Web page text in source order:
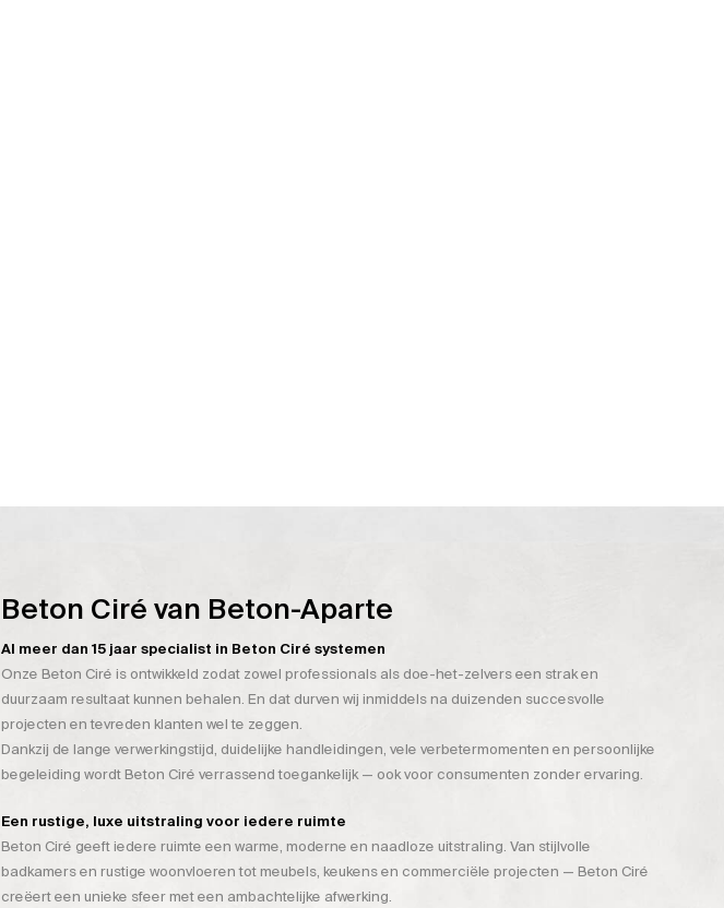
Beton Ciré van Beton-Aparte
Al meer dan 15 jaar specialist in Beton Ciré systemen
Onze Beton Ciré is ontwikkeld zodat zowel professionals als doe-het-zelvers een strak en
duurzaam resultaat kunnen behalen. En dat durven wij inmiddels na duizenden succesvolle
projecten en tevreden klanten wel te zeggen.
Dankzij de lange verwerkingstijd, duidelijke handleidingen, vele verbetermomenten en persoonlijke
begeleiding wordt Beton Ciré verrassend toegankelijk — ook voor consumenten zonder ervaring.
Een rustige, luxe uitstraling voor iedere ruimte
Beton Ciré geeft iedere ruimte een warme, moderne en naadloze uitstraling. Van stijlvolle
badkamers en rustige woonvloeren tot meubels, keukens en commerciële projecten — Beton Ciré
creëert een unieke sfeer met een ambachtelijke afwerking.